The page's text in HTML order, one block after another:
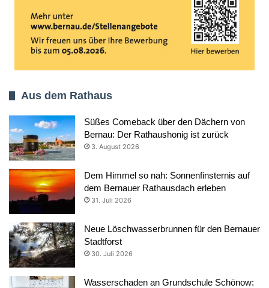
Aus dem Rathaus
Süßes Comeback über den Dächern von
Bernau: Der Rathaushonig ist zurück
3. August 2026
Dem Himmel so nah: Sonnenfinsternis auf
dem Bernauer Rathausdach erleben
31. Juli 2026
Neue Löschwasserbrunnen für den Bernauer
Stadtforst
30. Juli 2026
Wasserschaden an Grundschule Schönow: